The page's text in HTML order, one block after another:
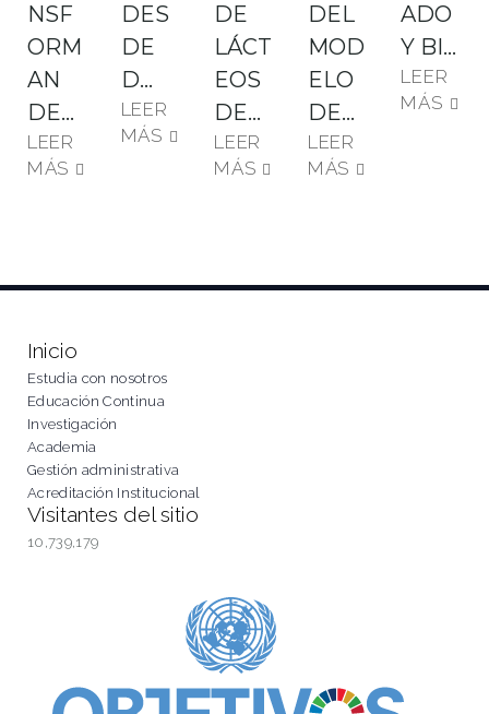
NSF
ORM
AN
DE…
LEER
MÁS
DES
DE
D…
LEER
MÁS
DE
LÁCT
EOS
DE…
LEER
MÁS
DEL
MOD
ELO
DE…
LEER
MÁS
ADO
Y BI…
LEER
MÁS
Inicio
Estudia con nosotros
Educación Continua
Investigación
Academia
Gestión administrativa
Acreditación Institucional
Visitantes del sitio
10,739,179